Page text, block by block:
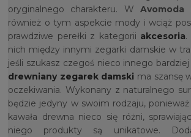
oryginalnego charakteru. WAvomoda
również o tym aspekcie mody i wciąż
prawdziwe perełki z kategorii akcesoria.
nich między innymi zegarki damskie w
jeśli szukasz czegoś nieco innego
drewniany zegarek damski ma szansę
oczekiwania. Wykonany z naturalnego
będzie jedyny w swoim rodzaju,
kawała drewna nieco się różni,
niego produkty są unikatowe.